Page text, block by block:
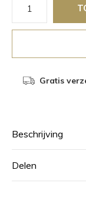
Gratis
Beschrijving
Delen